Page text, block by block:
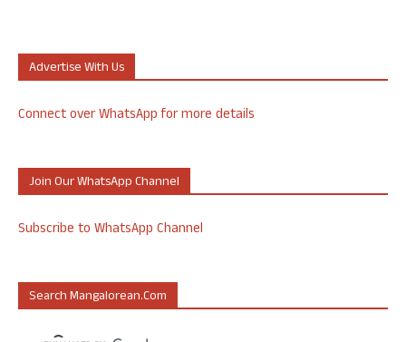
Advertise With Us
Connect over WhatsApp for more details
Join Our WhatsApp Channel
Subscribe to WhatsApp Channel
Search Mangalorean.com